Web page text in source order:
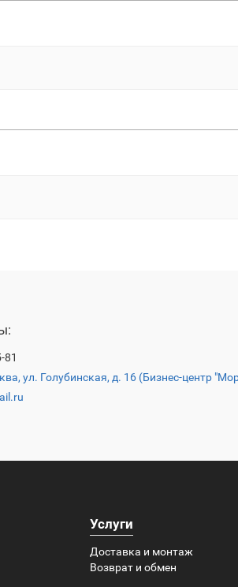
81
ул. Голубинская, д. 16 (Бизнес-центр
Услуги
Доставка и монтаж
Возврат и обмен